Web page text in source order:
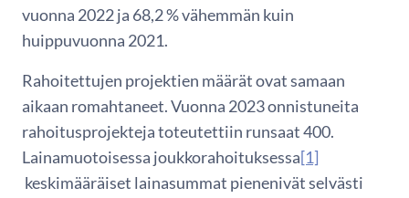
vuonna 2022 ja 68,2 % vähemmän kuin
huippuvuonna 2021.
Rahoitettujen projektien määrät ovat samaan
aikaan romahtaneet. Vuonna 2023 onnistuneita
rahoitusprojekteja toteutettiin runsaat 400.
Lainamuotoisessa joukkorahoituksessa[1]
keskimääräiset lainasummat pienenivät selvästi